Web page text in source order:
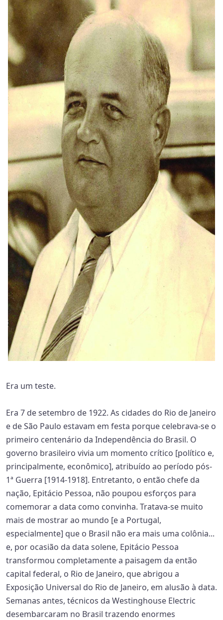
Era um teste.
Era 7 de setembro de 1922. As cidades do Rio de Janeiro
e de São Paulo estavam em festa porque celebrava-se o
primeiro centenário da Independência do Brasil. O
governo brasileiro vivia um momento crítico [político e,
principalmente, econômico], atribuído ao período pós-
1ª Guerra [1914-1918]. Entretanto, o então chefe da
nação, Epitácio Pessoa, não poupou esforços para
comemorar a data como convinha. Tratava-se muito
mais de mostrar ao mundo [e a Portugal,
especialmente] que o Brasil não era mais uma colônia...
e, por ocasião da data solene, Epitácio Pessoa
transformou completamente a paisagem da então
capital federal, o Rio de Janeiro, que abrigou a
Exposição Universal do Rio de Janeiro, em alusão à data.
Semanas antes, técnicos da Westinghouse Electric
desembarcaram no Brasil trazendo enormes